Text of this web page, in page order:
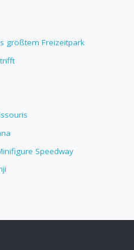
größtem Freizeitpark
Speedway